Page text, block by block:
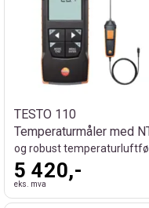
TESTO 110
Temperaturmåler med
5 420,-
eks. mva